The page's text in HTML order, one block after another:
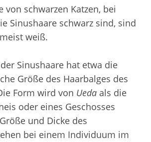
von schwarzen Katzen, bei
Sinushaare schwarz sind, sind
weiß.
der Sinushaare hat etwa die
Größe des Haarbalges des
Form wird von Ueda als die
oder eines Geschosses
und Dicke des
bei einem Individuum im